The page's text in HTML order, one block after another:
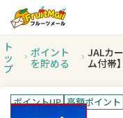
ト
ッ
プ
ポイント
を貯める
JALカ
ム付帯
ポイントUP 高額ポイント